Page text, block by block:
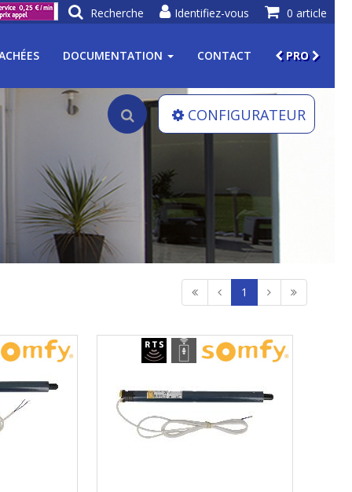
0 article
Identifiez-vous
Recherche
DOCUMENTATION CONTACT PRO
CONFIGURATEUR
1